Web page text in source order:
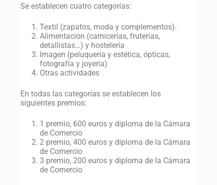
Se establecen cuatro categorías:
Textil (zapatos, moda y complementos).
Alimentación (carnicerías, fruterías,
detallistas…) y hostelería
Imagen (peluquería y estética, ópticas,
fotografía y joyería)
Otras actividades
En todas las categorías se establecen los
siguientes premios:
1 premio, 600 euros y diploma de la Cámara
de Comercio
2 premio, 400 euros y diploma de la Cámara
de Comercio
3 premio, 200 euros y diploma de la Cámara
de Comercio